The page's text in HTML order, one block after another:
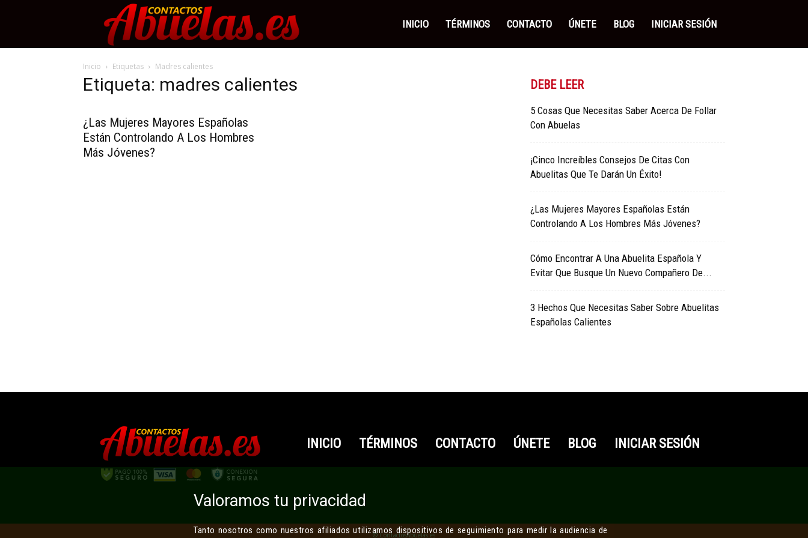
Ti
INICIO TÉRMINOS CONTACTO ÚNETE BLOG INICIAR SESIÓN
Inicio Etiquetas Madres calientes
Etiqueta: madres calientes
¿Las Mujeres Mayores Españolas
Están Controlando A Los Hombres
Más Jóvenes?
DEBE LEER
5 Cosas Que Necesitas Saber Acerca De Follar
Con Abuelas
¡Cinco Increíbles Consejos De Citas Con
Abuelitas Que Te Darán Un Éxito!
¿Las Mujeres Mayores Españolas Están
Controlando A Los Hombres Más Jóvenes?
Cómo Encontrar A Una Abuelita Española Y
Evitar Que Busque Un Nuevo Compañero De...
3 Hechos Que Necesitas Saber Sobre Abuelitas
Españolas Calientes
INICIO TÉRMINOS CONTACTO ÚNETE BLOG INICIAR SESIÓN
©ContactosAbuelas.es
Valoramos tu privacidad
Tanto nosotros como nuestros afiliados utilizamos dispositivos de seguimiento para medir la audiencia de